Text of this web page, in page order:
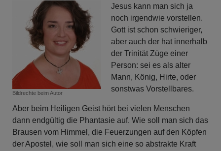
Bildrechte beim Autor
Jesus kann man sich ja
noch irgendwie vorstellen.
Gott ist schon schwieriger,
aber auch der hat innerhalb
der Trinität Züge einer
Person: sei es als alter
Mann, König, Hirte, oder
sonstwas Vorstellbares.
Aber beim Heiligen Geist hört bei vielen Menschen
dann endgültig die Phantasie auf. Wie soll man sich das
Brausen vom Himmel, die Feuerzungen auf den Köpfen
der Apostel, wie soll man sich eine so abstrakte Kraft